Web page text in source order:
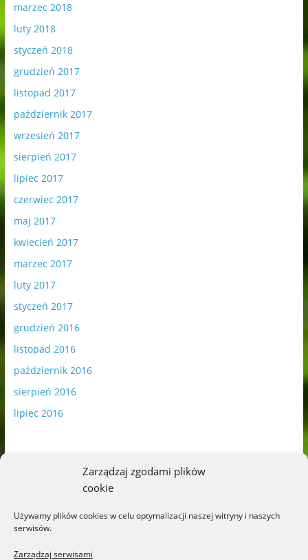
Zarządzaj zgodami plików
cookie
Używamy plików cookies w celu optymalizacji naszej witryny i naszych
serwisów.
Zarządzaj serwisami
marzec 2018
luty 2018
styczeń 2018
grudzień 2017
listopad 2017
październik 2017
wrzesień 2017
sierpień 2017
lipiec 2017
czerwiec 2017
maj 2017
kwiecień 2017
marzec 2017
luty 2017
styczeń 2017
grudzień 2016
listopad 2016
październik 2016
sierpień 2016
lipiec 2016